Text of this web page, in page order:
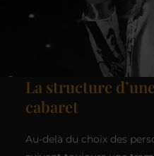
La structure
cabaret
Au-delà du choix des